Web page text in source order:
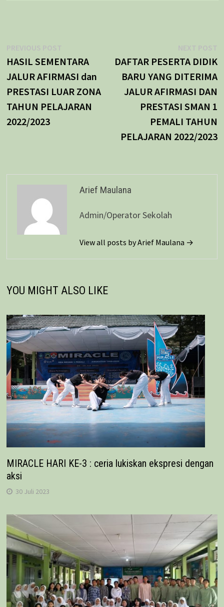
Navigasi
pos
PREVIOUS POSTPrevious
post:
HASIL SEMENTARA
JALUR AFIRMASI dan
PRESTASI LUAR ZONA
TAHUN PELAJARAN
2022/2023
NEXT POST
DAFTAR PESERTA DIDIK
BARU YANG DITERIMA
JALUR AFIRMASI DAN
PRESTASI SMAN 1
PEMALI TAHUN
PELAJARAN 2022/2023
Arief Maulana
Admin/Operator Sekolah
View all posts by Arief Maulana →
YOU MIGHT ALSO LIKE
MIRACLE HARI KE-3 : ceria lukiskan ekspresi dengan
aksi
30 Juli 2023